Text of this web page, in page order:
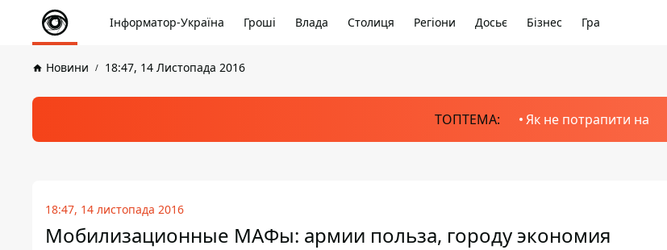
Інформатор-Україна Гроші Влада Столиця Регіони Досьє Бізнес Гра
Новини 18:47, 14 Листопада 2016
ТОПТЕМА: Як не потрапити на
18:47, 14 листопада 2016
Мобилизационные МАФы: армии польза, городу экономия